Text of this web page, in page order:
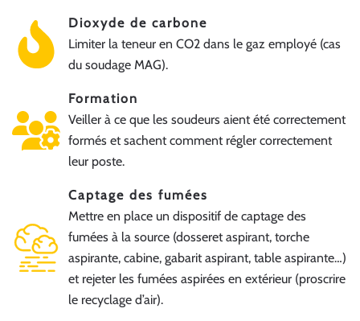
Dioxyde de carbone
Limiter la teneur en CO2 dans le gaz employé (cas
du soudage MAG).
Formation
Veiller à ce que les soudeurs aient été correctement
formés et sachent comment régler correctement
leur poste.
Captage des fumées
Mettre en place un dispositif de captage des
fumées à la source (dosseret aspirant, torche
aspirante, cabine, gabarit aspirant, table aspirante…)
et rejeter les fumées aspirées en extérieur (proscrire
le recyclage d’air).